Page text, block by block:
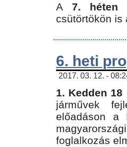
A 7. héten
csütörtökön is
6. heti
2017. 03. 12. -
1. Kedden 18
járművek
előadáson a
foglalkozás